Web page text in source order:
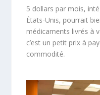
5 dollars par mois,
États-Unis, pourrait
médicaments livrés à
c’est un petit prix à
commodité.